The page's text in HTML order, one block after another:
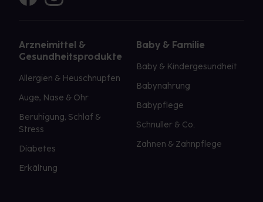
Arzneimittel &
Gesundheitsprodukte
Allergien & Heuschnupfen
Auge, Nase & Ohr
Beruhigung, Schlaf &
Stress
Diabetes
Erkältung
Baby & Familie
Baby & Kindergesundheit
Babynahrung
Babypflege
Schnuller & Co.
Zahnen & Zahnpflege